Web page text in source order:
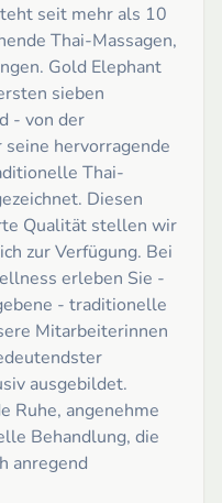
seit mehr als 10
Thai-Massagen,
Gold Elephant
sieben
- von der
hervorragende
Thai-
Diesen
Qualität stellen wir
zur Verfügung. Bei
erleben Sie -
- traditionelle
Mitarbeiterinnen
ausgebildet.
Ruhe, angenehme
Behandlung, die
anregend